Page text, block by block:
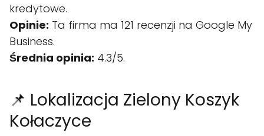
kredytowe.
Opinie: Ta firma ma 121 recenzji na Google My
Business.
Średnia opinia: 4.3/5.
📌 Lokalizacja Zielony Koszyk
Kołaczyce